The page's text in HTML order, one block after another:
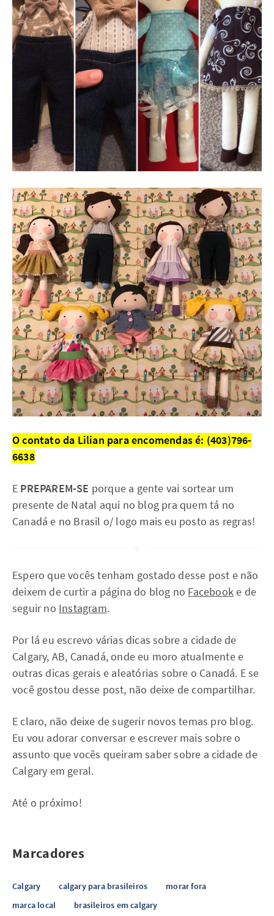
O contato da Lilian para encomendas é: (403)796-
6638
E PREPAREM-SE porque a gente vai sortear um
presente de Natal aqui no blog pra quem tá no
Canadá e no Brasil o/ logo mais eu posto as regras!
Espero que vocês tenham gostado desse post e não
deixem de curtir a página do blog no Facebooke de
seguir no Instagram.
Por lá eu escrevo várias dicas sobre a cidade de
Calgary, AB, Canadá, onde eu moro atualmente e
outras dicas gerais e aleatórias sobre o Canadá. E se
você gostou desse post, não deixe de compartilhar.
E claro, não deixe de sugerir novos temas pro blog.
Eu vou adorar conversar e escrever mais sobre o
assunto que vocês queiram saber sobre a cidade de
Calgary em geral.
Até o próximo!
Marcadores
Calgary calgary para brasileiros
morar fora
marca local
brasileiros em calgary